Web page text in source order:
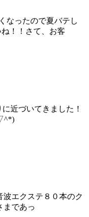
なったので夏バテし
！！さて、お客
近づいてきました！
波エクステ８０本のク
まであっ